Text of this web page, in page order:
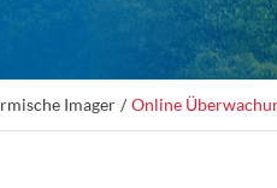
Imager Online